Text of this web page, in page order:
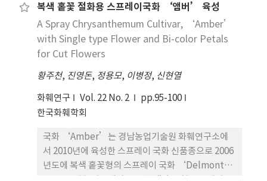
다. 또한‘Dragon Star’는 화형이 안정되고 화경
이 강건하며, 개화소요일수는 8.6일 정도이고 평균 절
화수명은 12.9일 정도이다. 주당 연간 평균수량은
2007년부터 2009년까지3회 수량조사 결과 평균
국립종자원에 품종보호권등록(품종보호 제3738) 되
었다.
복색 홑꽃 절화용 스프레이국화 ‘앰버’ 육성
A Spray Chrysanthemum Cultivar, ‘Amber’
with Single type Flower and Bi-color Petals
for Cut Flowers
황주천, 진영돈, 정용모, 이병정, 신현열
화훼연구 Vol. 22 No. 2
pp.95-100
한국화훼학회
국화 ‘Amber’는 경남농업기술원 화훼연구소에
서 2010년에 육성한 스프레이 국화 신품종으로 2006
년도에 복색 홑꽃형의 스프레이 국화 ‘Delmont’